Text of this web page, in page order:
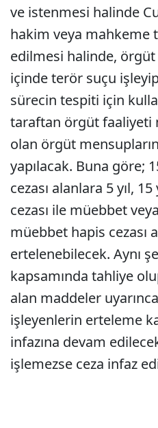
ve istenmesi halinde
hakim veya mahkeme
edilmesi halinde,
içinde terör suçu
sürecin tespiti için
taraftan örgüt faaliyeti
olan örgüt
yapılacak. Buna göre;
cezası alanlara 5 yıl,
cezası ile müebbet
müebbet hapis cezası
ertelenebilecek. Aynı
kapsamında tahliye
alan maddeler
işleyenlerin erteleme
infazına devam
işlemezse ceza infaz